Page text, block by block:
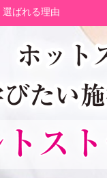
選ばれる理由